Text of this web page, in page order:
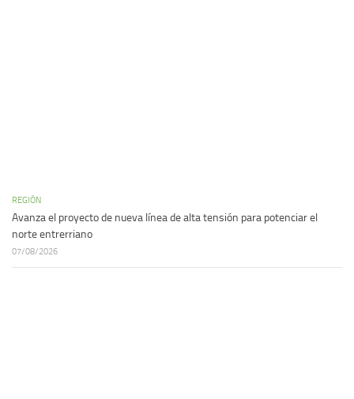
REGIÓN
Avanza el proyecto de nueva línea de alta tensión para potenciar el
norte entrerriano
07/08/2026